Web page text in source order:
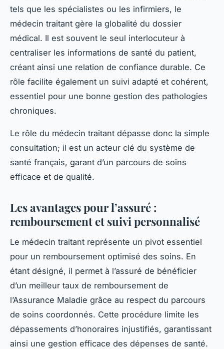
tels que les spécialistes ou les infirmiers, le
médecin traitant gère la globalité du dossier
médical. Il est souvent le seul interlocuteur à
centraliser les informations de santé du patient,
créant ainsi une relation de confiance durable. Ce
rôle facilite également un suivi adapté et cohérent,
essentiel pour une bonne gestion des pathologies
chroniques.
Le rôle du médecin traitant dépasse donc la simple
consultation; il est un acteur clé du système de
santé français, garant d’un parcours de soins
efficace et de qualité.
Les avantages pour l’assuré :
remboursement et suivi personnalisé
Le médecin traitant représente un pivot essentiel
pour un remboursement optimisé des soins. En
étant désigné, il permet à l’assuré de bénéficier
d’un meilleur taux de remboursement de
l’Assurance Maladie grâce au respect du parcours
de soins coordonnés. Cette procédure limite les
dépassements d’honoraires injustifiés, garantissant
ainsi une gestion efficace des dépenses de santé.